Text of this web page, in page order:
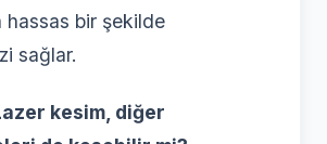
hassas bir şekilde
sağlar.
kesim, diğer